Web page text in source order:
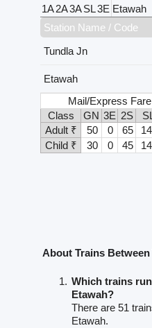
1A2A3ASL3E Etawah
Station Name / Code
Tundla Jn
Etawah
Mail/Express
Class
GN 3E 2S
Adult ₹
50 0 65
Child ₹
30 0 45
About Trains
Which trains
Etawah?
There are 51
Etawah.